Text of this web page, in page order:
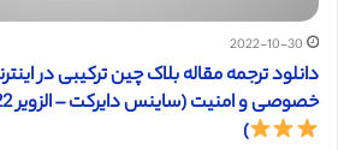
2022-10-30
دانلود ترجمه مقاله بلاک چین ترکیبی در
خصوصی و امنیت (ساینس دایرکت – الزویر 2022) (ترجمه ویژه – طلایی
)